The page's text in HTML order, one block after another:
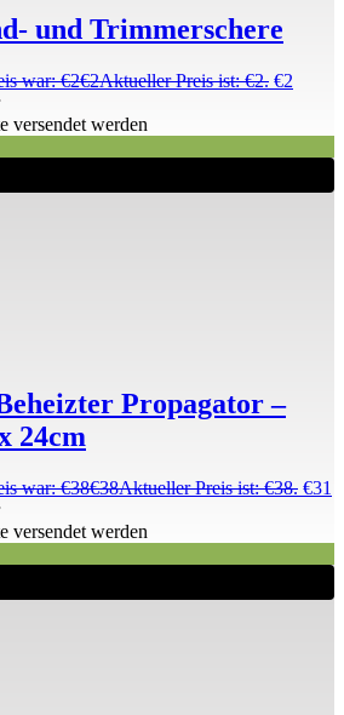
und Trimmerschere
war: €2€2Aktueller Preis ist: €2. €2
versendet werden
Propagator –
24cm
war: €38€38Aktueller Preis ist: €38. €31
versendet werden